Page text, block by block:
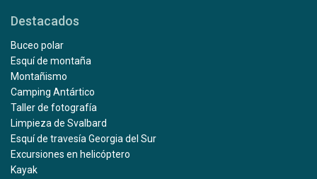
Destacados
Buceo polar
Esquí de montaña
Montañismo
Camping Antártico
Taller de fotografía
Limpieza de Svalbard
Esquí de travesía Georgia del Sur
Excursiones en helicóptero
Kayak